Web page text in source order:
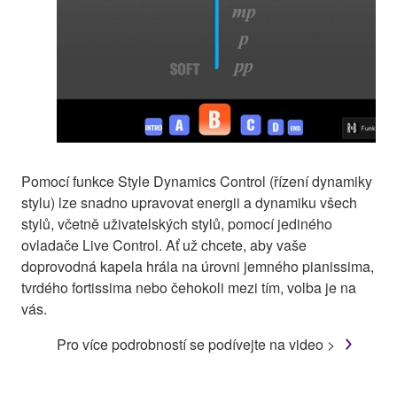
Pomocí funkce Style Dynamics Control (řízení dynamiky
stylu) lze snadno upravovat energii a dynamiku všech
stylů, včetně uživatelských stylů, pomocí jediného
ovladače Live Control. Ať už chcete, aby vaše
doprovodná kapela hrála na úrovni jemného pianissima,
tvrdého fortissima nebo čehokoli mezi tím, volba je na
vás.
Pro více podrobností se podívejte na video >